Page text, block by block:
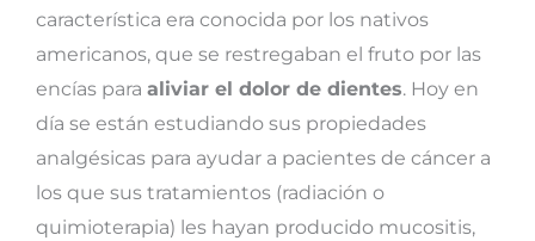
característica era conocida por los nativos
americanos, que se restregaban el fruto por las
encías para aliviar el dolor de dientes. Hoy en
día se están estudiando sus propiedades
analgésicas para ayudar a pacientes de cáncer a
los que sus tratamientos (radiación o
quimioterapia) les hayan producido mucositis,